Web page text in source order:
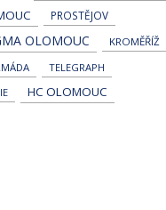
PROSTĚJOV
OLOMOUC
KROMĚŘÍŽ
TELEGRAPH
HC OLOMOUC